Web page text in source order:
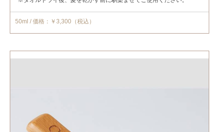
50ml / 価格：￥3,300（税込）